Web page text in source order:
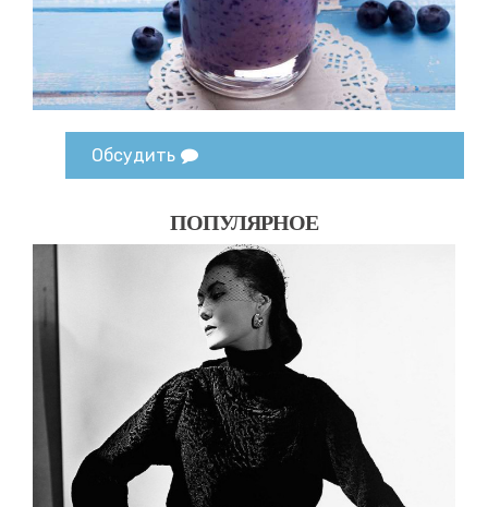
Обсудить
ПОПУЛЯРНОЕ